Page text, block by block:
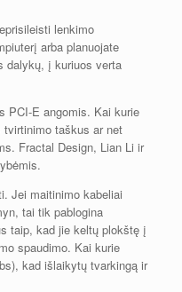
lenkimo
arba planuojate
dalykų, į kuriuos verta
PCI-E angomis. Kai kurie
taškus ar net
Fractal Design, Lian Li ir
Jei maitinimo kabeliai
tai tik pablogina
taip, kad jie keltų plokštę į
spaudimo. Kai kurie
kad išlaikytų tvarkingą ir